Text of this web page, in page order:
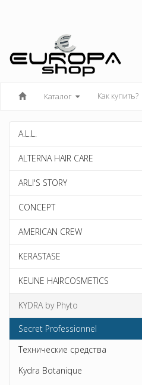
Каталог Как купить?
A.L.L.
ALTERNA HAIR CARE
ARLI'S STORY
CONCEPT
AMERICAN CREW
KERASTASE
KEUNE HAIRCOSMETICS
KYDRA by Phyto
Secret Professionnel
Технические средства
Kydra Botanique